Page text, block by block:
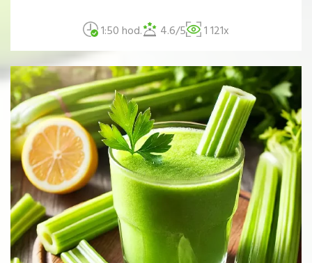
1:50 hod. 4.6/5 1 121x